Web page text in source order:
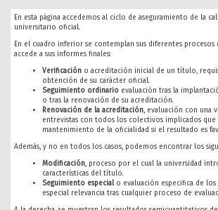
En esta página accedemos al ciclo de aseguramiento de la
universitario oficial.
En el cuadro inferior se contemplan sus diferentes procesos
accede a sus informes finales:
Verificación o acreditación inicial de un título,
obtención de su carácter oficial.
Seguimiento ordinario evaluación tras la
o tras la renovación de su acreditación.
Renovación de la acreditación, evaluación con una
entrevistas con todos los colectivos implicados
mantenimiento de la oficialidad si el resultado es
Además, y no en todos los casos, podemos encontrar los
Modificación, proceso por el cual la universidad
características del título.
Seguimiento especialo evaluación especifica de los
especial relevancia tras cualquier proceso de